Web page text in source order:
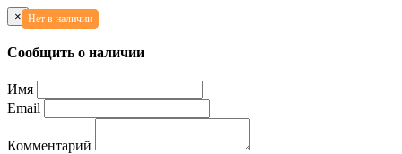
×
Сообщить о наличии
Имя
Email
Комментарий
Нет в наличии
Нет в наличии